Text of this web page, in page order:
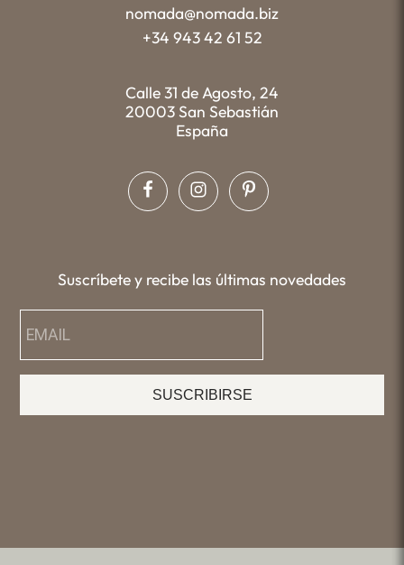
nomada@nomada.biz
+34 943 42 61 52
Calle 31 de Agosto, 24
20003 San Sebastián
España
Suscríbete y recibe las últimas novedades
SUSCRIBIRSE